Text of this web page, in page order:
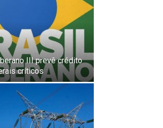
III prevê crédito
críticos